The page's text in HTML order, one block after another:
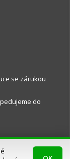
se zárukou
do